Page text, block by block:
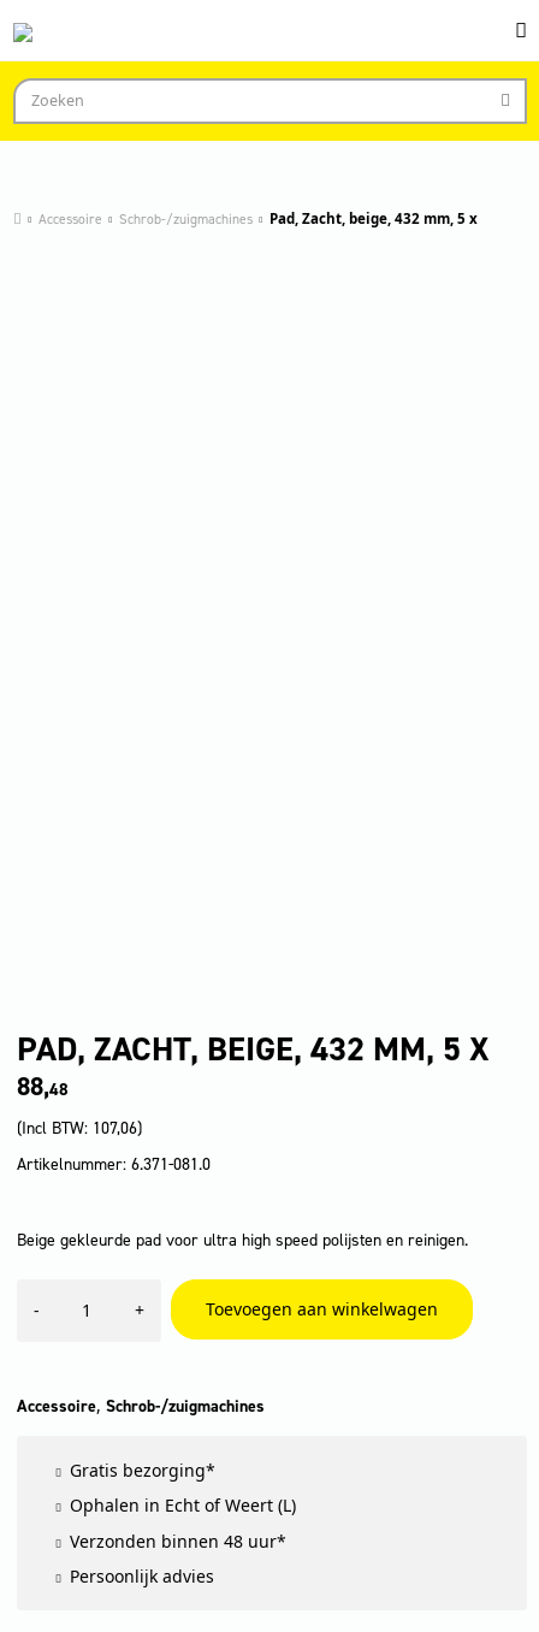
Accessoire Schrob-/zuigmachines Pad, Zacht, beige, 432 mm, 5 x
PAD, ZACHT, BEIGE, 432 MM, 5 X
88,48
(Incl BTW: 107,06)
Artikelnummer: 6.371-081.0
Beige gekleurde pad voor ultra high speed polijsten en reinigen.
-
Zacht,
5
+ Toevoegen aan winkelwagen
Accessoire, Schrob-/zuigmachines
Gratis bezorging*
Ophalen in Echt of Weert (L)
Verzonden binnen 48 uur*
Persoonlijk advies